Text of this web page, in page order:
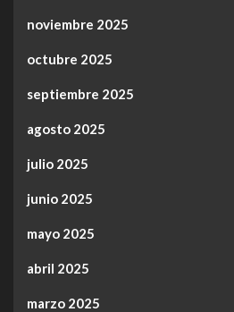
noviembre 2025
octubre 2025
septiembre 2025
agosto 2025
julio 2025
junio 2025
mayo 2025
abril 2025
marzo 2025